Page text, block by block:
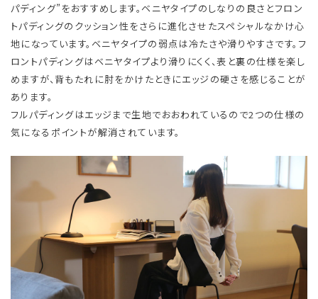
パディング”をおすすめします。ベニヤタイプのしなりの良さとフロン
トパディングのクッション性をさらに進化させたスペシャルなかけ心
地になっています。ベニヤタイプの弱点は冷たさや滑りやすさです。​フ
ロントパディングはベニヤタイプより滑りにくく、表と裏の仕様を楽し
めますが、背もたれに肘をかけたときにエッジの硬さを感じることが
あります。
​フルパディングはエッジまで生地でおおわれているので2つの仕様の
気になるポイントが解消されています。